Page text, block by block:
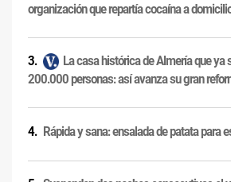
organización que repartía cocaína a
La casa histórica de Almería que ya
200.000 personas: así avanza su gran
Rápida y sana: ensalada de patata para